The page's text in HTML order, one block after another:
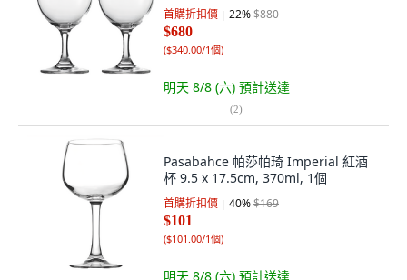
首購折扣價 22%$880
$680
($340.00/1個)
明天 8/8 (六) 預計送達
(2)
Pasabahce 帕莎帕琦 Imperial 紅酒
杯 9.5 x 17.5cm, 370ml, 1個
首購折扣價 40%$169
$101
($101.00/1個)
明天 8/8 (六) 預計送達